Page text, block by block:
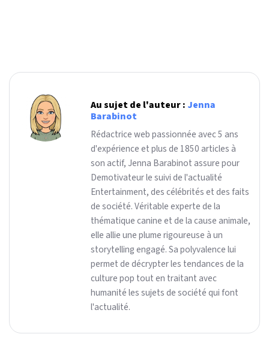
Au sujet de l'auteur : Jenna
Barabinot
Rédactrice web passionnée avec 5 ans
d'expérience et plus de 1850 articles à
son actif, Jenna Barabinot assure pour
Demotivateur le suivi de l'actualité
Entertainment, des célébrités et des faits
de société. Véritable experte de la
thématique canine et de la cause animale,
elle allie une plume rigoureuse à un
storytelling engagé. Sa polyvalence lui
permet de décrypter les tendances de la
culture pop tout en traitant avec
humanité les sujets de société qui font
l'actualité.